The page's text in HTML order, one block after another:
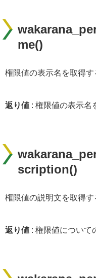
me()
権限値の表示名を取得す
返り値 : 権限値の表示名
scription()
権限値の説明文を取得す
返り値 : 権限値について